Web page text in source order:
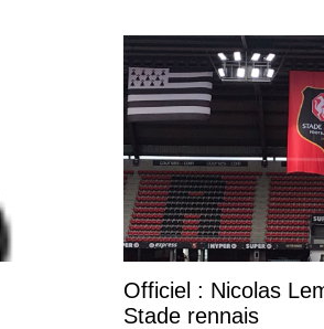
Officiel : Nicolas
Stade rennais